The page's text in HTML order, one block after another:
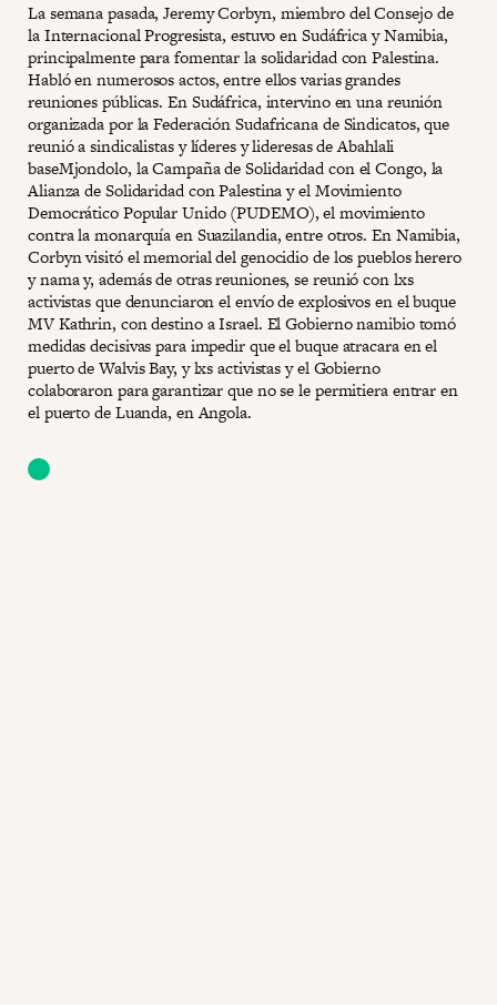
La semana pasada, Jeremy Corbyn, miembro del Consejo de
la Internacional Progresista, estuvo en Sudáfrica y Namibia,
principalmente para fomentar la solidaridad con Palestina.
Habló en numerosos actos, entre ellos varias grandes
reuniones públicas. En Sudáfrica, intervino en una reunión
organizada por la Federación Sudafricana de Sindicatos, que
reunió a sindicalistas y líderes y lideresas de Abahlali
baseMjondolo, la Campaña de Solidaridad con el Congo, la
Alianza de Solidaridad con Palestina y el Movimiento
Democrático Popular Unido (PUDEMO), el movimiento
contra la monarquía en Suazilandia, entre otros. En Namibia,
Corbyn visitó el memorial del genocidio de los pueblos herero
y nama y, además de otras reuniones, se reunió con lxs
activistas que denunciaron el envío de explosivos en el buque
MV Kathrin, con destino a Israel. El Gobierno namibio tomó
medidas decisivas para impedir que el buque atracara en el
puerto de Walvis Bay, y lxs activistas y el Gobierno
colaboraron para garantizar que no se le permitiera entrar en
el puerto de Luanda, en Angola.